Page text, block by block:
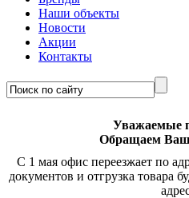
Наши объекты
Новости
Акции
Контакты
Уважаемые
Обращаем
С 1 мая офис переезжает по
документов и отгрузка товара